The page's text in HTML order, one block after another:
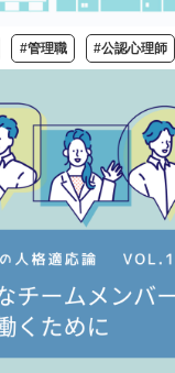
#管理職 #公認心理師